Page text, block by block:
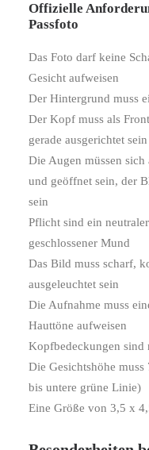
Offizielle
Passfoto
Das Foto darf keine
Gesicht aufweisen
Der Hintergrund muss
Der Kopf muss als
gerade ausgerichtet sein
Die Augen müssen
und geöffnet sein, der
sein
Pflicht sind ein
geschlossener Mund
Das Bild muss scharf,
ausgeleuchtet sein
Die Aufnahme muss
Hauttöne aufweisen
Kopfbedeckungen sind
Die Gesichtshöhe
bis untere grüne Linie)
Eine Größe von 3,5 x